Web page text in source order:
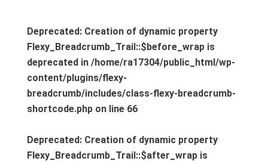
Deprecated: Creation of dynamic property
Flexy_Breadcrumb_Trail::$before_wrap is
deprecated in /home/ra17304/public_html/wp-
content/plugins/flexy-
breadcrumb/includes/class-flexy-breadcrumb-
shortcode.phpon line 66
Deprecated: Creation of dynamic property
Flexy_Breadcrumb_Trail::$after_wrap is